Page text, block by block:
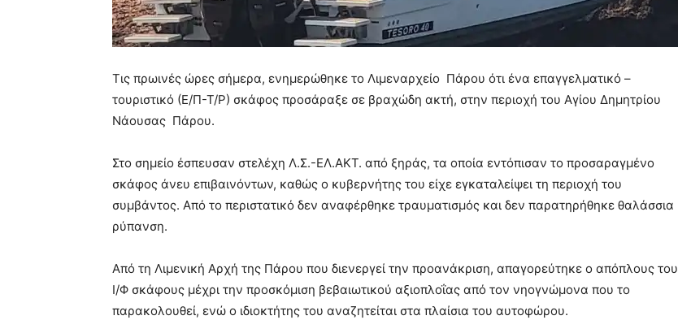
Τις πρωινές ώρες σήμερα, ενημερώθηκε το Λιμεναρχείο Πάρου ότι ένα επαγγελματικό –
τουριστικό (Ε/Π-Τ/Ρ) σκάφος προσάραξε σε βραχώδη ακτή, στην περιοχή του Αγίου Δημητρίου
Νάουσας Πάρου.
Στο σημείο έσπευσαν στελέχη Λ.Σ.-ΕΛ.ΑΚΤ. από ξηράς, τα οποία εντόπισαν το προσαραγμένο
σκάφος άνευ επιβαινόντων, καθώς ο κυβερνήτης του είχε εγκαταλείψει τη περιοχή του
συμβάντος. Από το περιστατικό δεν αναφέρθηκε τραυματισμός και δεν παρατηρήθηκε θαλάσσια
ρύπανση.
Από τη Λιμενική Αρχή της Πάρου που διενεργεί την προανάκριση, απαγορεύτηκε ο απόπλους του
Ι/Φ σκάφους μέχρι την προσκόμιση βεβαιωτικού αξιοπλοΐας από τον νηογνώμονα που το
παρακολουθεί, ενώ ο ιδιοκτήτης του αναζητείται στα πλαίσια του αυτοφώρου.